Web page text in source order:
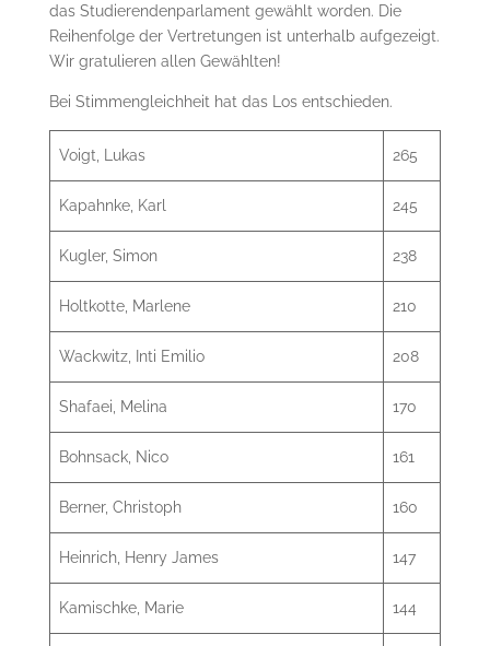
das Studierendenparlament gewählt worden. Die
Reihenfolge der Vertretungen ist unterhalb aufgezeigt.
Wir gratulieren allen Gewählten!
Bei Stimmengleichheit hat das Los entschieden.
Voigt, Lukas 265
Kapahnke, Karl 245
Kugler, Simon 238
Holtkotte, Marlene 210
Wackwitz, Inti Emilio 208
Shafaei, Melina 170
Bohnsack, Nico 161
Berner, Christoph 160
Heinrich, Henry James 147
Kamischke, Marie 144